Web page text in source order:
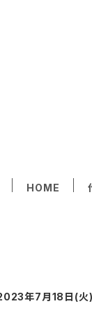
HOME
年7月18日(火